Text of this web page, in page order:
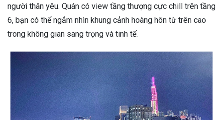
người thân yêu. Quán có view tầng thượng cực chill trên tầng
6, bạn có thể ngắm nhìn khung cảnh hoàng hôn từ trên cao
trong không gian sang trọng và tinh tế.